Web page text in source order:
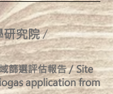
研究院/
篩選評估報告 / Site
application from